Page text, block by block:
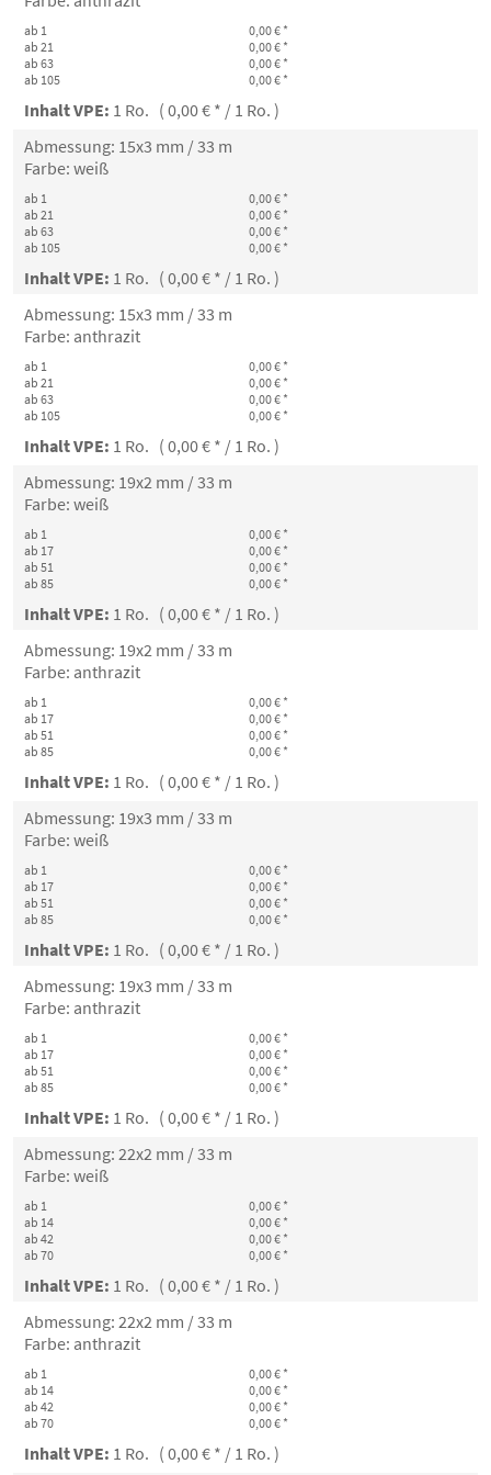
ab 1
0,00 € *
ab 21
0,00 € *
ab 63
0,00 € *
ab 105
0,00 € *
Inhalt VPE: 1 Ro. ( 0,00 € * / 1 Ro. )
Abmessung: 15x3 mm / 33 m
Farbe: weiß
ab 1
0,00 € *
ab 21
0,00 € *
ab 63
0,00 € *
ab 105
0,00 € *
Inhalt VPE: 1 Ro. ( 0,00 € * / 1 Ro. )
Abmessung: 15x3 mm / 33 m
Farbe: anthrazit
ab 1
0,00 € *
ab 21
0,00 € *
ab 63
0,00 € *
ab 105
0,00 € *
Inhalt VPE: 1 Ro. ( 0,00 € * / 1 Ro. )
Abmessung: 19x2 mm / 33 m
Farbe: weiß
ab 1
0,00 € *
ab 17
0,00 € *
ab 51
0,00 € *
ab 85
0,00 € *
Inhalt VPE: 1 Ro. ( 0,00 € * / 1 Ro. )
Abmessung: 19x2 mm / 33 m
Farbe: anthrazit
ab 1
0,00 € *
ab 17
0,00 € *
ab 51
0,00 € *
ab 85
0,00 € *
Inhalt VPE: 1 Ro. ( 0,00 € * / 1 Ro. )
Abmessung: 19x3 mm / 33 m
Farbe: weiß
ab 1
0,00 € *
ab 17
0,00 € *
ab 51
0,00 € *
ab 85
0,00 € *
Inhalt VPE: 1 Ro. ( 0,00 € * / 1 Ro. )
Abmessung: 19x3 mm / 33 m
Farbe: anthrazit
ab 1
0,00 € *
ab 17
0,00 € *
ab 51
0,00 € *
ab 85
0,00 € *
Inhalt VPE: 1 Ro. ( 0,00 € * / 1 Ro. )
Abmessung: 22x2 mm / 33 m
Farbe: weiß
ab 1
0,00 € *
ab 14
0,00 € *
ab 42
0,00 € *
ab 70
0,00 € *
Inhalt VPE: 1 Ro. ( 0,00 € * / 1 Ro. )
Abmessung: 22x2 mm / 33 m
Farbe: anthrazit
ab 1
0,00 € *
ab 14
0,00 € *
ab 42
0,00 € *
ab 70
0,00 € *
Inhalt VPE: 1 Ro. ( 0,00 € * / 1 Ro. )